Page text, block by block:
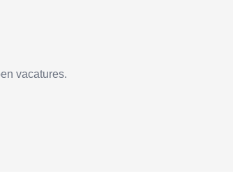
vacatures.